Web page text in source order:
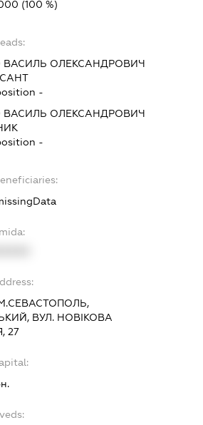
(100 %)
ВАСИЛЬ ОЛЕКСАНДРОВИЧ
-
ВАСИЛЬ ОЛЕКСАНДРОВИЧ
-
ВУЛ. НОВІКОВА
27